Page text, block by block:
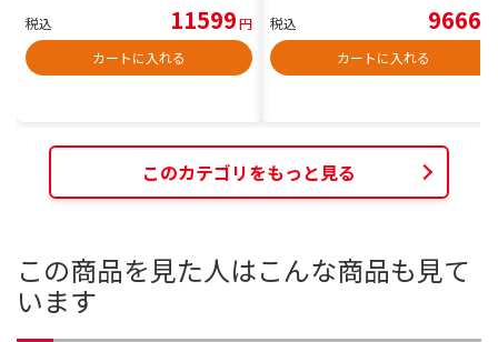
税込 11599円
カートに入れる
税込 9666
カートに入れる
このカテゴリをもっと見る
この商品を見た人はこんな商品も見て
います